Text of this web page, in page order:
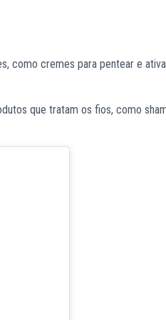
como cremes para pentear e
que tratam os fios, como